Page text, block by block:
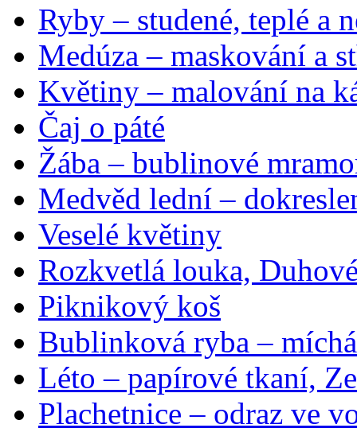
Ryby – studené, teplé a
Medúza – maskování a
Květiny – malování na
Čaj o páté
Žába – bublinové
Medvěd lední –
Veselé květiny
Rozkvetlá louka,
Piknikový koš
Bublinková ryba –
Léto – papírové tkaní,
Plachetnice – odraz ve